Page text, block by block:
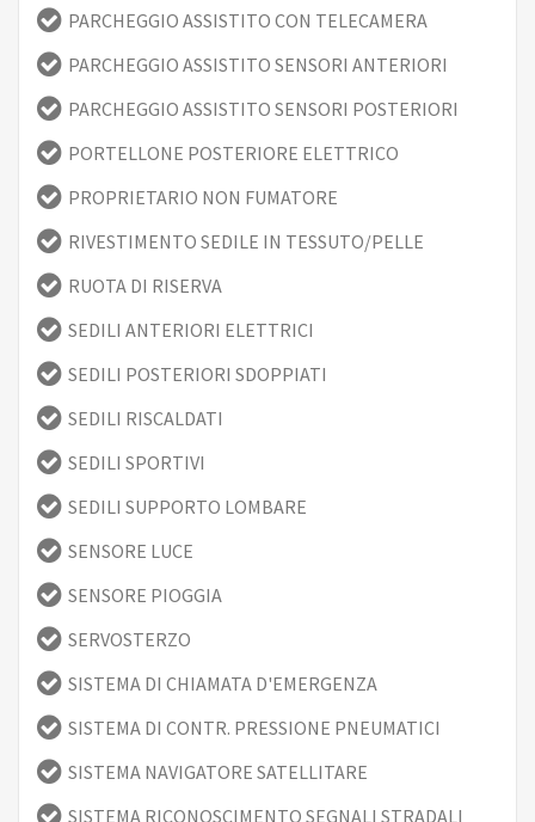
PARCHEGGIO ASSISTITO CON TELECAMERA
PARCHEGGIO ASSISTITO SENSORI ANTERIORI
PARCHEGGIO ASSISTITO SENSORI POSTERIORI
PORTELLONE POSTERIORE ELETTRICO
PROPRIETARIO NON FUMATORE
RIVESTIMENTO SEDILE IN TESSUTO/PELLE
RUOTA DI RISERVA
SEDILI ANTERIORI ELETTRICI
SEDILI POSTERIORI SDOPPIATI
SEDILI RISCALDATI
SEDILI SPORTIVI
SEDILI SUPPORTO LOMBARE
SENSORE LUCE
SENSORE PIOGGIA
SERVOSTERZO
SISTEMA DI CHIAMATA D'EMERGENZA
SISTEMA DI CONTR. PRESSIONE PNEUMATICI
SISTEMA NAVIGATORE SATELLITARE
SISTEMA RICONOSCIMENTO SEGNALI STRADALI